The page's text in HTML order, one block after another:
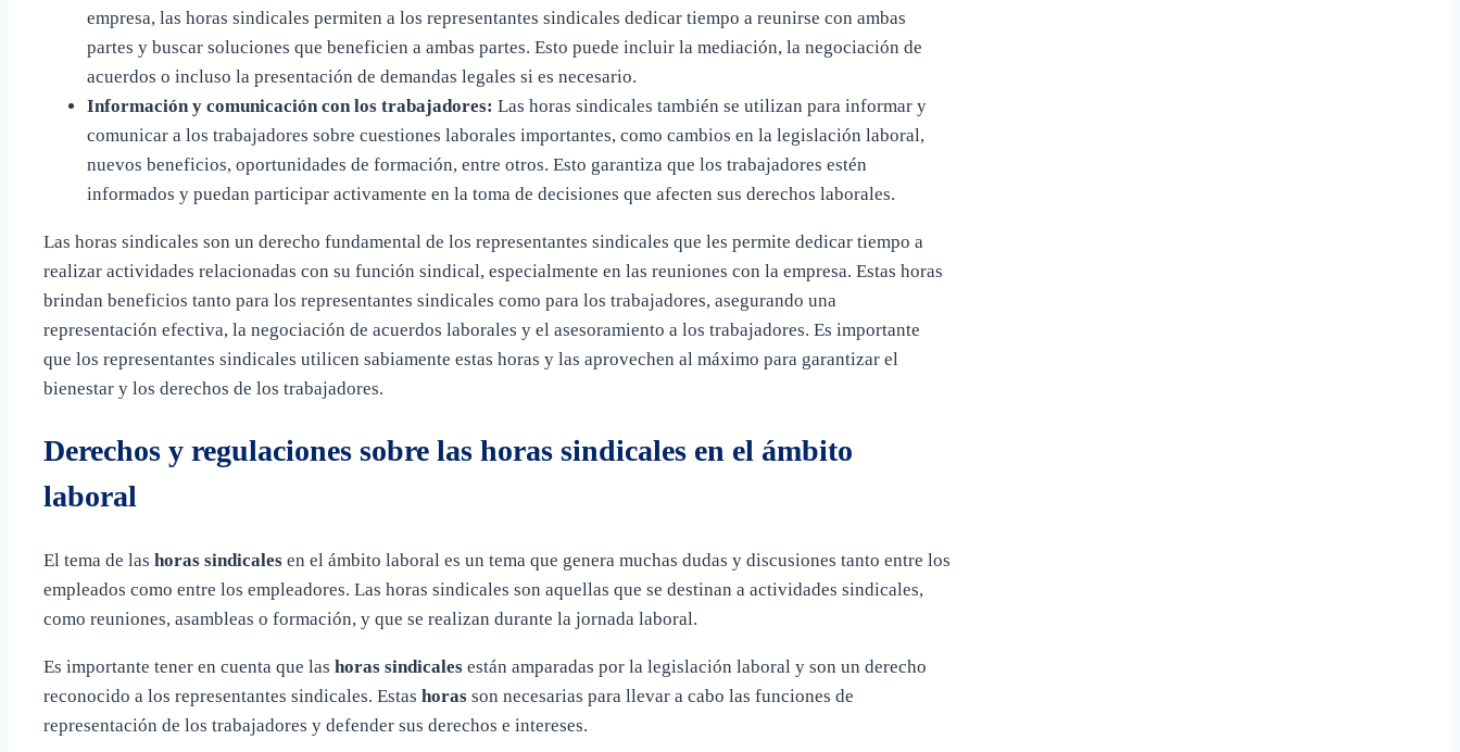
empresa, las horas sindicales permiten a los representantes sindicales dedicar tiempo a reunirse con ambas
partes y buscar soluciones que beneficien a ambas partes. Esto puede incluir la mediación, la negociación de
acuerdos o incluso la presentación de demandas legales si es necesario.
Información y comunicación con los trabajadores: Las horas sindicales también se utilizan para informar y
comunicar a los trabajadores sobre cuestiones laborales importantes, como cambios en la legislación laboral,
nuevos beneficios, oportunidades de formación, entre otros. Esto garantiza que los trabajadores estén
informados y puedan participar activamente en la toma de decisiones que afecten sus derechos laborales.
Las horas sindicales son un derecho fundamental de los representantes sindicales que les permite dedicar tiempo a
realizar actividades relacionadas con su función sindical, especialmente en las reuniones con la empresa. Estas horas
brindan beneficios tanto para los representantes sindicales como para los trabajadores, asegurando una
representación efectiva, la negociación de acuerdos laborales y el asesoramiento a los trabajadores. Es importante
que los representantes sindicales utilicen sabiamente estas horas y las aprovechen al máximo para garantizar el
bienestar y los derechos de los trabajadores.
Derechos y regulaciones sobre las horas sindicales en el ámbito
laboral
El tema de las horas sindicales en el ámbito laboral es un tema que genera muchas dudas y discusiones tanto entre los
empleados como entre los empleadores. Las horas sindicales son aquellas que se destinan a actividades sindicales,
como reuniones, asambleas o formación, y que se realizan durante la jornada laboral.
Es importante tener en cuenta que las horas sindicales están amparadas por la legislación laboral y son un derecho
reconocido a los representantes sindicales. Estas horas son necesarias para llevar a cabo las funciones de
representación de los trabajadores y defender sus derechos e intereses.